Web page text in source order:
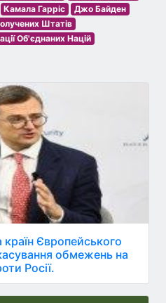
Камала Гарріс
Джо Байден
Штатів
Об'єднаних Націй
Європейського
обмежень на
Росії.